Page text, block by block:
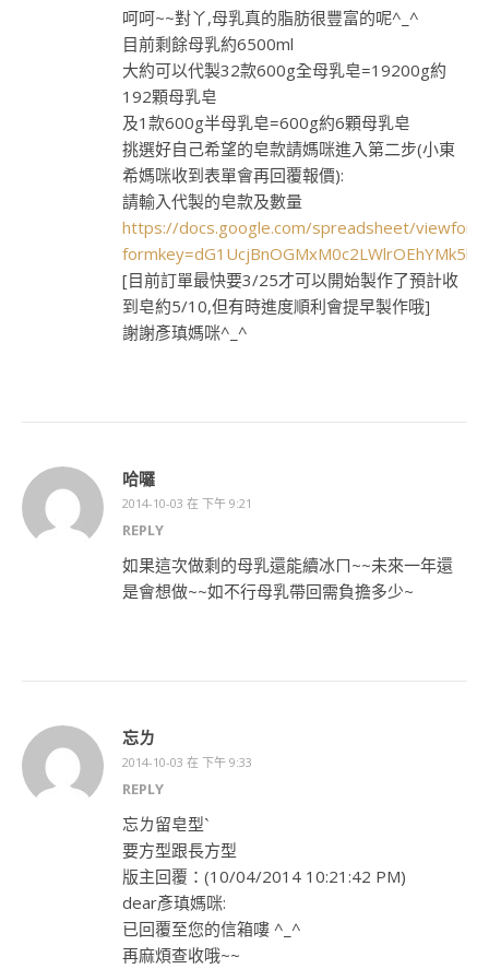
呵呵~~對丫,母乳真的脂肪很豐富的呢^_^
目前剩餘母乳約6500ml
大約可以代製32款600g全母乳皂=19200g約
192顆母乳皂
及1款600g半母乳皂=600g約6顆母乳皂
挑選好自己希望的皂款請媽咪進入第二步(小東
希媽咪收到表單會再回覆報價):
請輸入代製的皂款及數量
https://docs.google.com/spreadsheet/
[目前訂單最快要3/25才可以開始製作了預計收
到皂約5/10,但有時進度順利會提早製作哦]
謝謝彥瑱媽咪^_^
哈囉
2014-10-03 在 下午 9:21
REPLY
如果這次做剩的母乳還能續冰ㄇ~~未來一年還
是會想做~~如不行母乳帶回需負擔多少~
忘ㄌ
2014-10-03 在 下午 9:33
REPLY
忘ㄌ留皂型ˋ
要方型跟長方型
版主回覆：(10/04/2014 10:21:42 PM)
dear彥瑱媽咪:
已回覆至您的信箱嘍 ^_^
再麻煩查收哦~~